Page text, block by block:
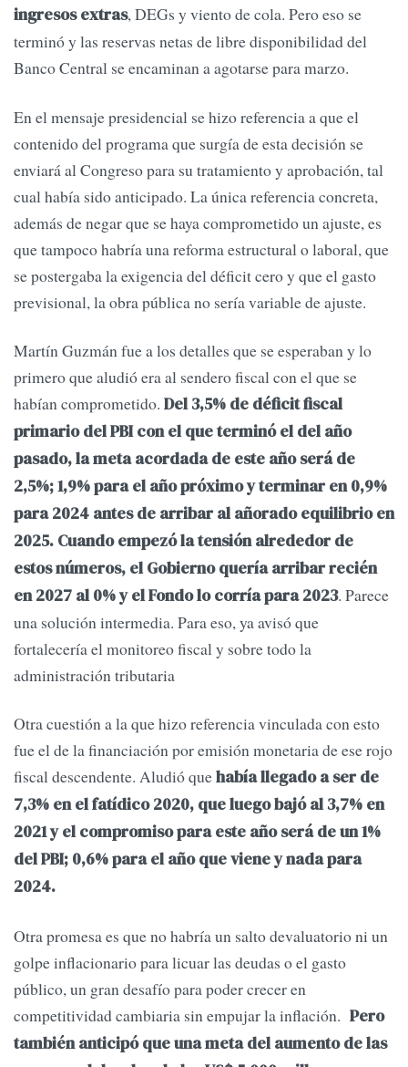
ingresos extras, DEGs y viento de cola. Pero eso se
terminó y las reservas netas de libre disponibilidad del
Banco Central se encaminan a agotarse para marzo.
En el mensaje presidencial se hizo referencia a que el
contenido del programa que surgía de esta decisión se
enviará al Congreso para su tratamiento y aprobación, tal
cual había sido anticipado. La única referencia concreta,
además de negar que se haya comprometido un ajuste, es
que tampoco habría una reforma estructural o laboral, que
se postergaba la exigencia del déficit cero y que el gasto
previsional, la obra pública no sería variable de ajuste.
Martín Guzmán fue a los detalles que se esperaban y lo
primero que aludió era al sendero fiscal con el que se
habían comprometido. Del 3,5% de déficit fiscal
primario del PBI con el que terminó el del año
pasado, la meta acordada de este año será de
2,5%; 1,9% para el año próximo y terminar en 0,9%
para 2024 antes de arribar al añorado equilibrio en
2025. Cuando empezó la tensión alrededor de
estos números, el Gobierno quería arribar recién
en 2027 al 0% y el Fondo lo corría para 2023. Parece
una solución intermedia. Para eso, ya avisó que
fortalecería el monitoreo fiscal y sobre todo la
administración tributaria
Otra cuestión a la que hizo referencia vinculada con esto
fue el de la financiación por emisión monetaria de ese rojo
fiscal descendente. Aludió quehabía llegado a ser de
7,3% en el fatídico 2020, que luego bajó al 3,7% en
2021 y el compromiso para este año será de un 1%
del PBI; 0,6% para el año que viene y nada para
2024.
Otra promesa es que no habría un salto devaluatorio ni un
golpe inflacionario para licuar las deudas o el gasto
público, un gran desafío para poder crecer en
competitividad cambiaria sin empujar la inflación. Pero
también anticipó que una meta del aumento de las